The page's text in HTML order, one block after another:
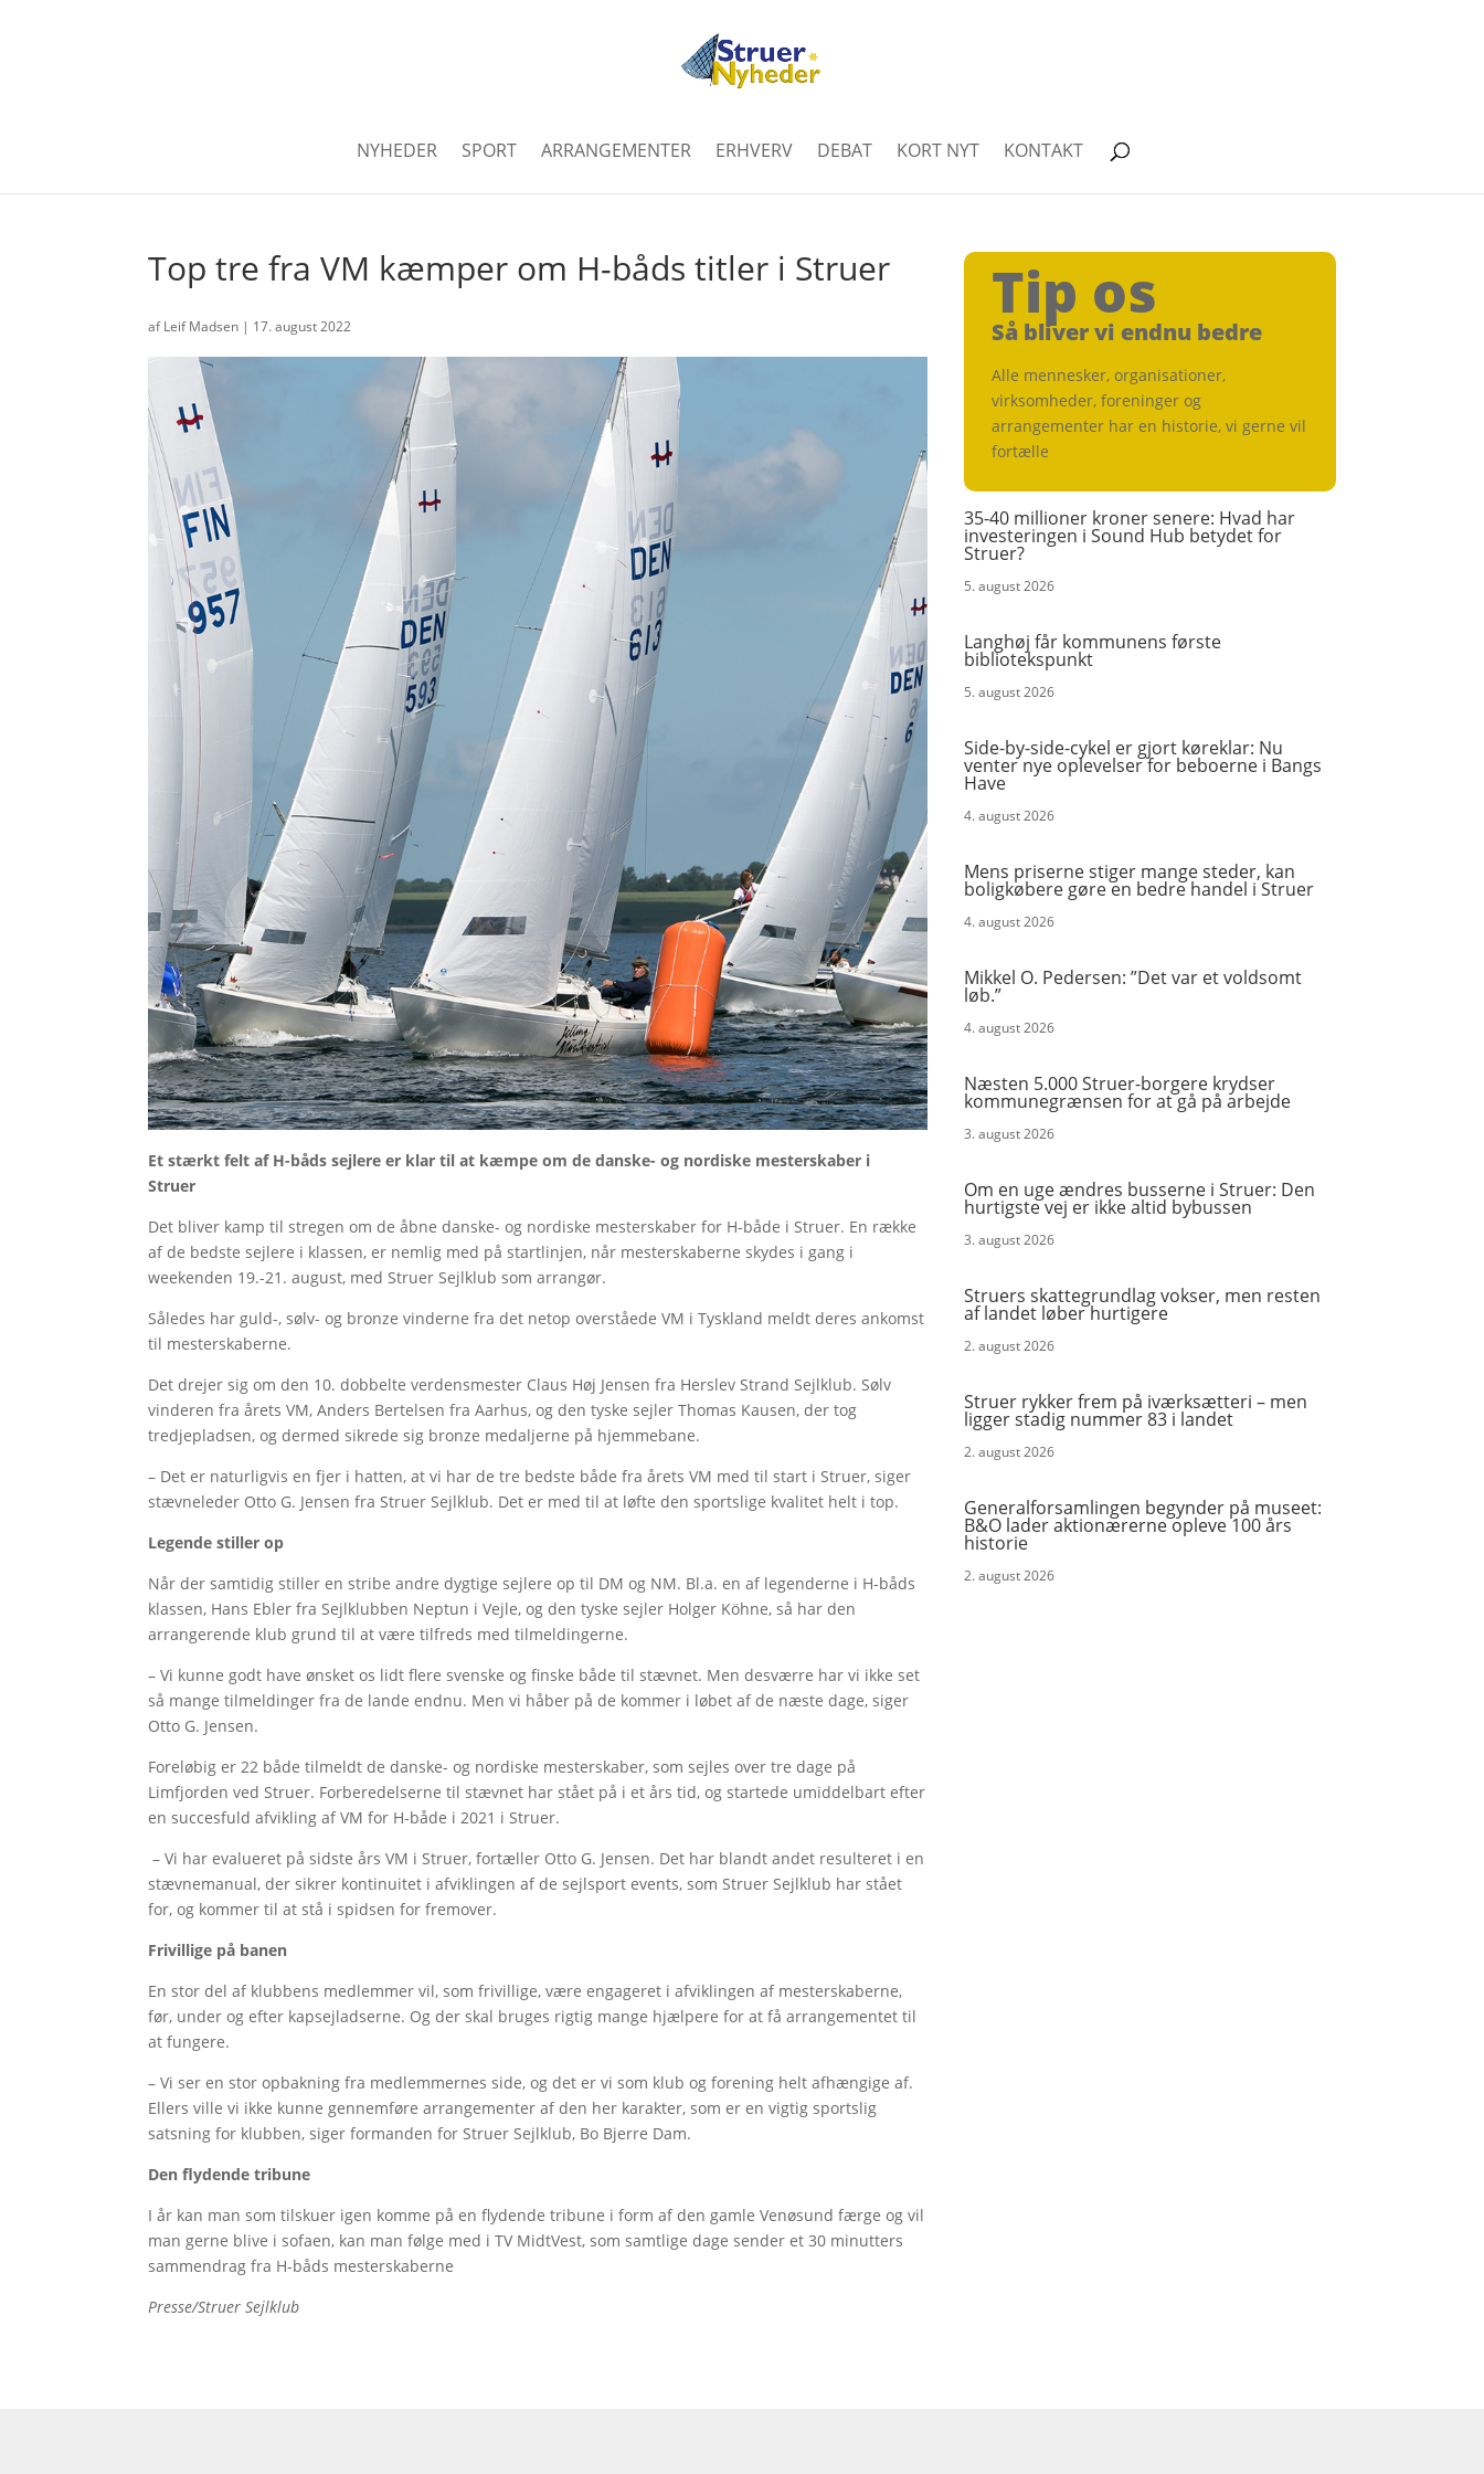
NYHEDER SPORT ARRANGEMENTER ERHVERV DEBAT KORT NYT KONTAKT
Top tre fra VM kæmper om H-båds titler i Struer
afLeif Madsen | 17. august 2022
Et stærkt felt af H-båds sejlere er klar til at kæmpe om de danske- og nordiske mesterskaber i
Struer
Det bliver kamp til stregen om de åbne danske- og nordiske mesterskaber for H-både i Struer. En række
af de bedste sejlere i klassen, er nemlig med på startlinjen, når mesterskaberne skydes i gang i
weekenden 19.-21. august, med Struer Sejlklub som arrangør.
Således har guld-, sølv- og bronze vinderne fra det netop overståede VM i Tyskland meldt deres ankomst
til mesterskaberne.
Det drejer sig om den 10. dobbelte verdensmester Claus Høj Jensen fra Herslev Strand Sejlklub. Sølv
vinderen fra årets VM, Anders Bertelsen fra Aarhus, og den tyske sejler Thomas Kausen, der tog
tredjepladsen, og dermed sikrede sig bronze medaljerne på hjemmebane.
– Det er naturligvis en fjer i hatten, at vi har de tre bedste både fra årets VM med til start i Struer, siger
stævneleder Otto G. Jensen fra Struer Sejlklub. Det er med til at løfte den sportslige kvalitet helt i top.
Legende stiller op
Når der samtidig stiller en stribe andre dygtige sejlere op til DM og NM. Bl.a. en af legenderne i H-båds
klassen, Hans Ebler fra Sejlklubben Neptun i Vejle, og den tyske sejler Holger Köhne, så har den
arrangerende klub grund til at være tilfreds med tilmeldingerne.
– Vi kunne godt have ønsket os lidt flere svenske og finske både til stævnet. Men desværre har vi ikke set
så mange tilmeldinger fra de lande endnu. Men vi håber på de kommer i løbet af de næste dage, siger
Otto G. Jensen.
Foreløbig er 22 både tilmeldt de danske- og nordiske mesterskaber, som sejles over tre dage på
Limfjorden ved Struer. Forberedelserne til stævnet har stået på i et års tid, og startede umiddelbart efter
en succesfuld afvikling af VM for H-både i 2021 i Struer.
– Vi har evalueret på sidste års VM i Struer, fortæller Otto G. Jensen. Det har blandt andet resulteret i en
stævnemanual, der sikrer kontinuitet i afviklingen af de sejlsport events, som Struer Sejlklub har stået
for, og kommer til at stå i spidsen for fremover.
Frivillige på banen
En stor del af klubbens medlemmer vil, som frivillige, være engageret i afviklingen af mesterskaberne,
før, under og efter kapsejladserne. Og der skal bruges rigtig mange hjælpere for at få arrangementet til
at fungere.
– Vi ser en stor opbakning fra medlemmernes side, og det er vi som klub og forening helt afhængige af.
Ellers ville vi ikke kunne gennemføre arrangementer af den her karakter, som er en vigtig sportslig
satsning for klubben, siger formanden for Struer Sejlklub, Bo Bjerre Dam.
Den flydende tribune
I år kan man som tilskuer igen komme på en flydende tribune i form af den gamle Venøsund færge og vil
man gerne blive i sofaen, kan man følge med i TV MidtVest, som samtlige dage sender et 30 minutters
sammendrag fra H-båds mesterskaberne
Presse/Struer Sejlklub
Tip os
Så bliver vi endnu bedre
Alle mennesker, organisationer,
virksomheder, foreninger og
arrangementer har en historie, vi gerne vil
fortælle
35-40 millioner kroner senere: Hvad har
investeringen i Sound Hub betydet for
Struer?
5. august 2026
Langhøj får kommunens første
bibliotekspunkt
5. august 2026
Side-by-side-cykel er gjort køreklar: Nu
venter nye oplevelser for beboerne i Bangs
Have
4. august 2026
Mens priserne stiger mange steder, kan
boligkøbere gøre en bedre handel i Struer
4. august 2026
Mikkel O. Pedersen: ”Det var et voldsomt
løb.”
4. august 2026
Næsten 5.000 Struer-borgere krydser
kommunegrænsen for at gå på arbejde
3. august 2026
Om en uge ændres busserne i Struer: Den
hurtigste vej er ikke altid bybussen
3. august 2026
Struers skattegrundlag vokser, men resten
af landet løber hurtigere
2. august 2026
Struer rykker frem på iværksætteri – men
ligger stadig nummer 83 i landet
2. august 2026
Generalforsamlingen begynder på museet:
B&O lader aktionærerne opleve 100 års
historie
2. august 2026